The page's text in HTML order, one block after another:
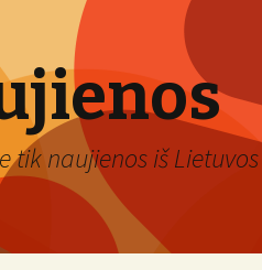
tik naujienos iš